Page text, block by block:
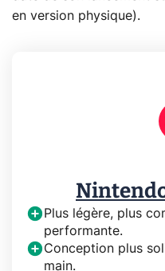
en version physique).
Plus légère, plus
performante.
Conception plus
main.